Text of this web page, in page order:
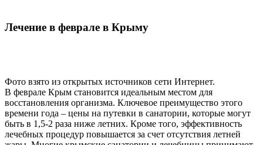
Лечение в феврале в Крыму
Фото взято из открытых источников сети Интернет.
В феврале Крым становится идеальным местом для
восстановления организма. Ключевое преимущество этого
времени года – цены на путевки в санатории, которые могут
быть в 1,5-2 раза ниже летних. Кроме того, эффективность
лечебных процедур повышается за счет отсутствия летней